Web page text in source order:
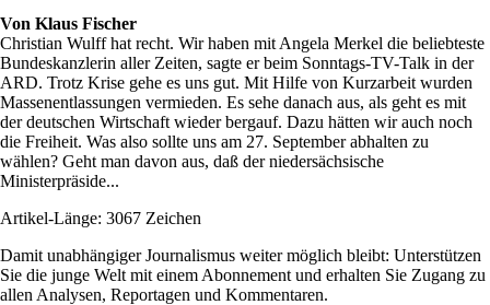
Von Klaus Fischer
Christian Wulff hat recht. Wir haben mit Angela Merkel die beliebteste
Bundeskanzlerin aller Zeiten, sagte er beim Sonntags-TV-Talk in der
ARD. Trotz Krise gehe es uns gut. Mit Hilfe von Kurzarbeit wurden
Massenentlassungen vermieden. Es sehe danach aus, als geht es mit
der deutschen Wirtschaft wieder bergauf. Dazu hätten wir auch noch
die Freiheit. Was also sollte uns am 27. September abhalten zu
wählen? Geht man davon aus, daß der niedersächsische
Ministerpräside...
Artikel-Länge: 3067 Zeichen
Damit unabhängiger Journalismus weiter möglich bleibt: Unterstützen
Sie die junge Welt mit einem Abonnement und erhalten Sie Zugang zu
allen Analysen, Reportagen und Kommentaren.